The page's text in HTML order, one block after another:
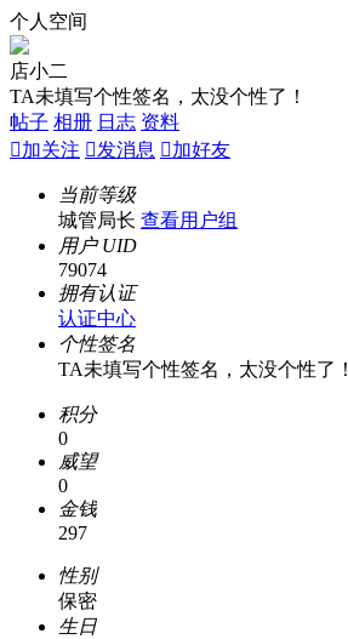
个人空间
店小二
TA未填写个性签名，太没个性了！
帖子 相册 日志 资料
加关注 发消息 加好友
当前等级
城管局长 查看用户组
用户 UID
79074
拥有认证
认证中心
个性签名
TA未填写个性签名，太没个性了！
积分
0
威望
0
金钱
297
性别
保密
生日